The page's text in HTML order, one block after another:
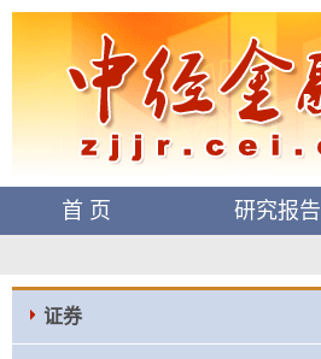
首 页 研究报告
证券